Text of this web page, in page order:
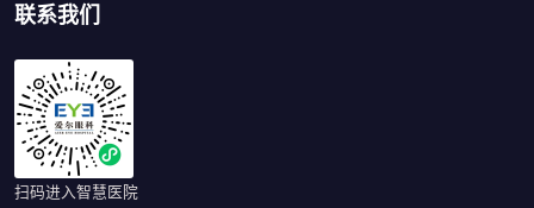
联系我们
扫码进入智慧医院